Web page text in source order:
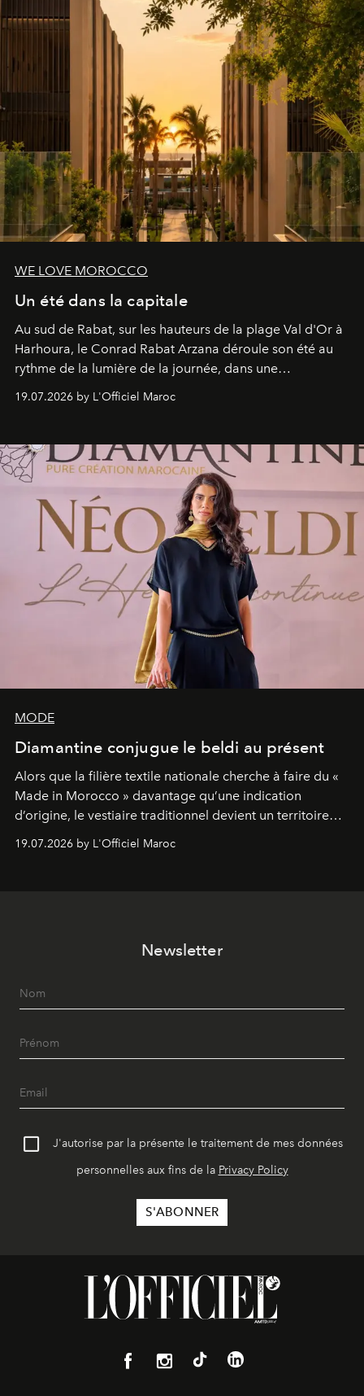
WE LOVE MOROCCO
Un été dans la capitale
Au sud de Rabat, sur les hauteurs de la plage Val d'Or à
Harhoura, le Conrad Rabat Arzana déroule son été au
rythme de la lumière de la journée, dans une
rendez-vous avec l’océan.
19.07.2026 by L'Officiel Maroc
MODE
Diamantine conjugue le beldi au présent
Alors que la filière textile nationale cherche à faire du «
Made in Morocco » davantage qu’une indication
d’origine, le vestiaire traditionnel devient un territoire
révise les proportions et les usages pour l’inscrire dans
19.07.2026 by L'Officiel Maroc
Newsletter
J'autorise par la présente le traitement de mes données
personnelles aux fins de la Privacy Policy